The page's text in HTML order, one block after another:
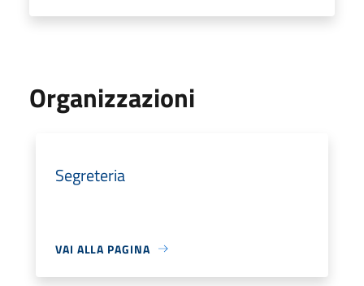
Organizzazioni
Segreteria
VAI ALLA PAGINA